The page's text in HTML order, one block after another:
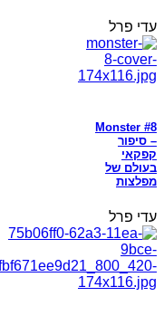
עדי פרל
Monster #8
– סיפור
קפקאי
בעולם של
מפלצות
עדי פרל